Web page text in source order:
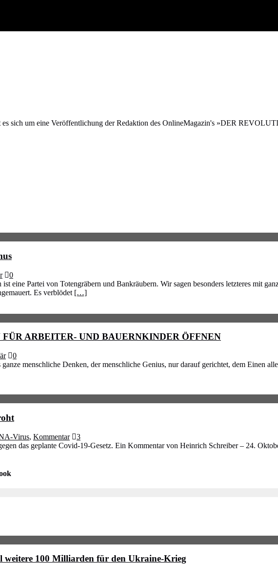
sich um eine Veröffentlichung der Redaktion des OnlineMagazin's »DER
0
eine Partei von Totengräbern und Bankräubern. Wir sagen besonders letzteres mit
Es verblödet […]
ARBEITER- UND BAUERNKINDER ÖFFNEN
0
menschliche Denken, der menschliche Genius, nur darauf gerichtet, dem Einen
Virus, Kommentar
3
das geplante Covid-19-Gesetz. Ein Kommentar von Heinrich Schreiber – 24.
weitere 100 Milliarden für den Ukraine-Krieg